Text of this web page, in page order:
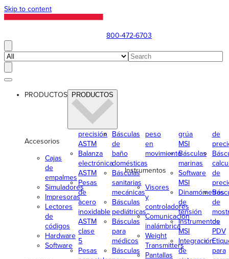
Skip to content
800-472-6703
PRODUCTOS PRODUCTOS
Accesorios
Cajas
de
empalmes
Simuladores
Impresoras
Lectores
de
códigos
Hardware
Software
precisión
ASTM
Balanza
electrónica
ASTM
Pesas
de
acero
inoxidable
ASTM
clase
5
Pesas
Básculas
de
baño
domésticas
Básculas
sanitarias
mecánicas
Básculas
pediátricas
Básculas
para
médicos
Básculas
peso
en
movimiento
Instrumentos
Visores
y
controladores
Comunicación
inalámbrica
Weight
Transmitters
Pantallas
grúa
MSI
Básculas
marinas
Software
MSI
Dinamómetros
de
tensión
Instrumentos
MSI
Integración
de
de
de
de
de
PDV
para